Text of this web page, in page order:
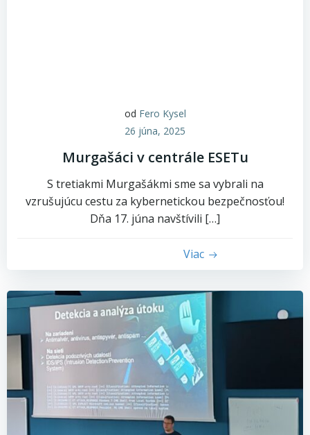
od Fero Kysel
26 júna, 2025
Murgašáci v centrále ESETu
S tretiakmi Murgašákmi sme sa vybrali na
vzrušujúcu cestu za kybernetickou bezpečnosťou!
Dňa 17. júna navštívili […]
Viac